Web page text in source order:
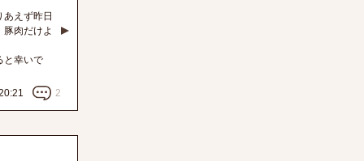
あえず昨日
肉だけよ
と幸いで
2